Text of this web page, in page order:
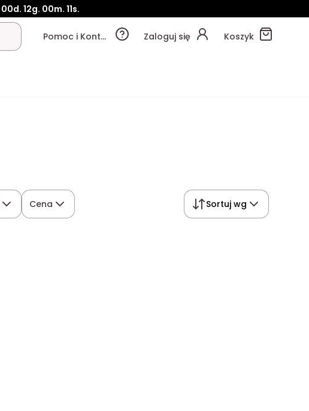
00d. 12g. 00m. 11s.
Pomoc i Kontakt Zaloguj się Koszyk
Cena Sortuj wg